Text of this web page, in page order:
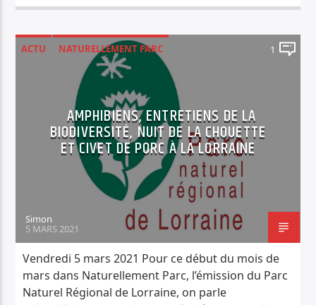
ACTU NATURELLEMENT PARC 1
AMPHIBIENS, ENTRETIENS DE LA
BIODIVERSITÉ, NUIT DE LA CHOUETTE
ET CIVET DE PORC À LA LORRAINE
Simon
5 MARS 2021
Vendredi 5 mars 2021 Pour ce début du mois de
mars dans Naturellement Parc, l’émission du Parc
Naturel Régional de Lorraine, on parle